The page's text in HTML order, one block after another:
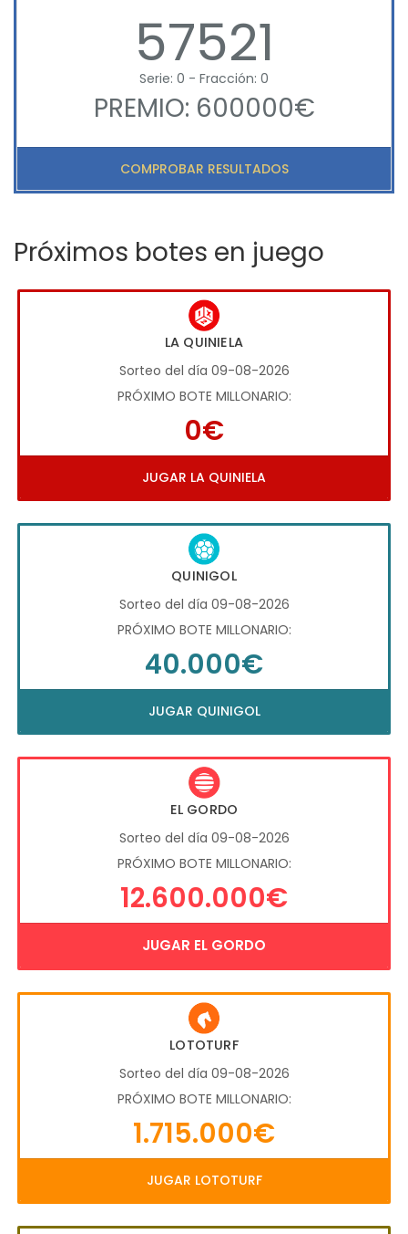
57521
Serie: 0 - Fracción: 0
PREMIO: 600000€
COMPROBAR RESULTADOS
Próximos botes en juego
LA QUINIELA
Sorteo del día 09-08-2026
PRÓXIMO BOTE MILLONARIO:
0€
JUGAR LA QUINIELA
QUINIGOL
Sorteo del día 09-08-2026
PRÓXIMO BOTE MILLONARIO:
40.000€
JUGAR QUINIGOL
EL GORDO
Sorteo del día 09-08-2026
PRÓXIMO BOTE MILLONARIO:
12.600.000€
JUGAR EL GORDO
LOTOTURF
Sorteo del día 09-08-2026
PRÓXIMO BOTE MILLONARIO:
1.715.000€
JUGAR LOTOTURF